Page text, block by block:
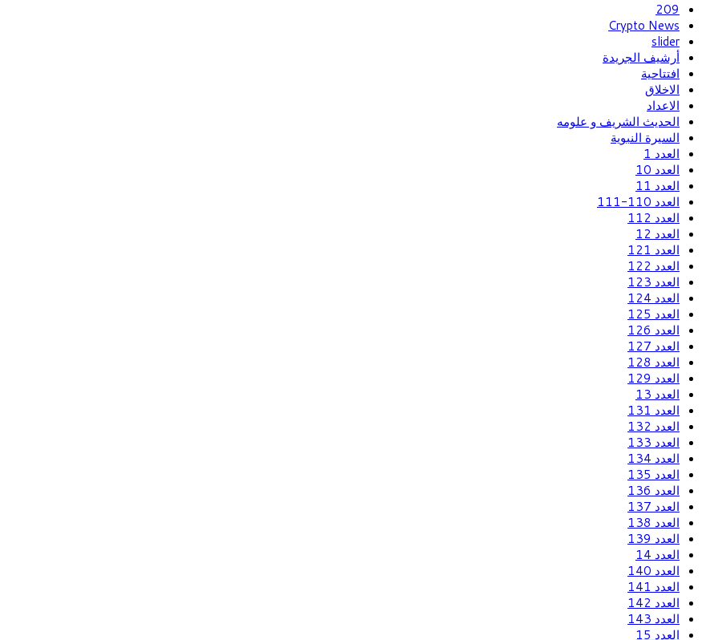
209
Crypto News
slider
أرشيف الجريدة
افتتاحية
الاخلاق
الاعداد
الحديث الشريف و علومه
السيرة النبوية
العدد 1
العدد 10
العدد 11
العدد 110-111
العدد 112
العدد 12
العدد 121
العدد 122
العدد 123
العدد 124
العدد 125
العدد 126
العدد 127
العدد 128
العدد 129
العدد 13
العدد 131
العدد 132
العدد 133
العدد 134
العدد 135
العدد 136
العدد 137
العدد 138
العدد 139
العدد 14
العدد 140
العدد 141
العدد 142
العدد 143
العدد 15